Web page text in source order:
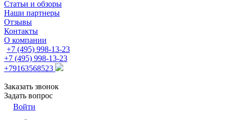
Статьи и обзоры
Наши партнеры
Отзывы
Контакты
О компании
+7 (495) 998-13-23
+7 (495) 998-13-23
+79163568523
Заказать звонок
Задать вопрос
Войти